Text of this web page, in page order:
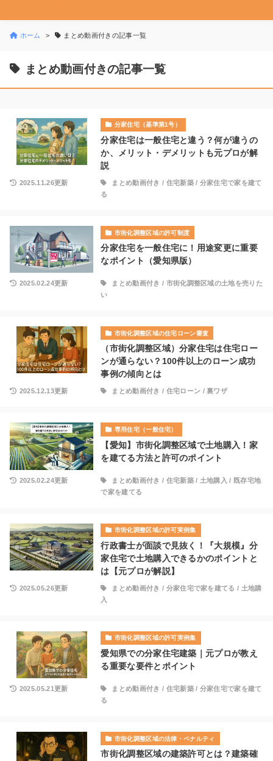
ホーム まとめ動画付きの記事一覧
まとめ動画付きの記事一覧
分家住宅（基準第1号）
分家住宅は一般住宅と違う？何が違うの
か、メリット・デメリットも元プロが解
説
2025.11.26更新 まとめ動画付き / 住宅新築/ 分家住宅で家を建て
る
市街化調整区域の許可制度
分家住宅を一般住宅に！用途変更に重要
なポイント（愛知県版）
2025.02.24更新 まとめ動画付き / 市街化調整区域の土地を売りた
い
市街化調整区域の住宅ローン審査
（市街化調整区域）分家住宅は住宅ロー
ンが通らない？100件以上のローン成功
事例の傾向とは
2025.12.13更新 まとめ動画付き / 住宅ローン /裏ワザ
専用住宅（一般住宅）
【愛知】市街化調整区域で土地購入！家
を建てる方法と許可のポイント
2025.02.24更新 まとめ動画付き / 住宅新築/ 土地購入 / 既存宅地
で家を建てる
市街化調整区域の許可実例集
行政書士が面談で見抜く！『大規模』分
家住宅で土地購入できるかのポイントと
は【元プロが解説】
2025.05.26更新 まとめ動画付き / 分家住宅で家を建てる / 土地購
入
市街化調整区域の許可実例集
愛知県での分家住宅建築｜元プロが教え
る重要な要件とポイント
2025.05.21更新 まとめ動画付き / 住宅新築/ 分家住宅で家を建て
る
市街化調整区域の法律・ペナルティ
市街化調整区域の建築許可とは？建築確